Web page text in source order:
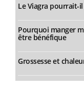
Le Viagra pourrait-
Pourquoi manger
être bénéfique
Grossesse et